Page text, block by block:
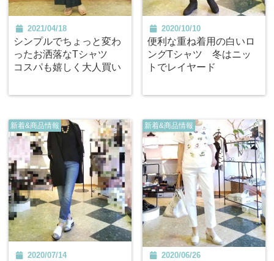
2021/04/18
シンプルでちょっと変わ
ったお洒落なTシャツ
コスパも嬉しく大人買い
2020/10/10
便利な重ね着用の白いロ
ングTシャツ 冬はニッ
トでレイヤード
新着&商品情報
2020/07/14
新着&商品情報
2020/06/26